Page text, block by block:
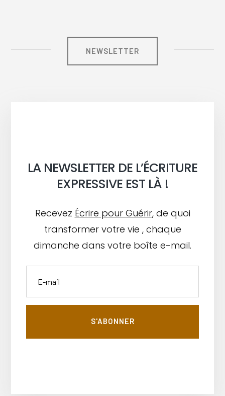
NEWSLETTER
LA NEWSLETTER DE L’ÉCRITURE
EXPRESSIVE EST LÀ !
Recevez Écrire pour Guérir, de quoi
transformer votre vie , chaque
dimanche dans votre boîte e-mail.
S'ABONNER